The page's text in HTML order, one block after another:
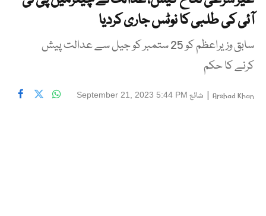
آئی کی طلبی کا نوٹس جاری کردیا
سابق وزیراعظم کو 25 ستمبر کو جیل سے عدالت پیش
کرنے کا حکم
Arshad Khan
| شائع September 21, 2023 5:44 PM